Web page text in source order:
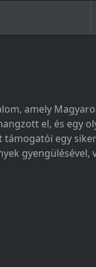
amely
el, és egy
támogatói egy
gyengülésével,